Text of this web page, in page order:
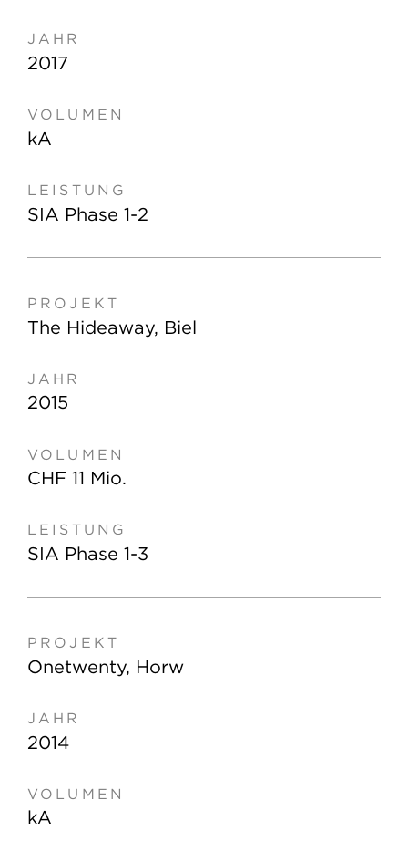
2017
kA
SIA Phase 1-2
The Hideaway, Biel
2015
CHF 11 Mio.
SIA Phase 1-3
Onetwenty, Horw
2014
kA